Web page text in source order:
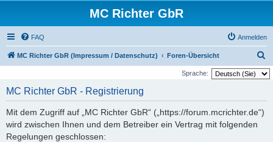
MC Richter GbR
FAQ Anmelden
MC Richter GbR (Impressum / Datenschutz) Foren-Übersicht
u
Sprache:
MC Richter GbR - Registrierung
Mit dem Zugriff auf „MC Richter GbR“ („https://forum.mcrichter.de“)
wird zwischen Ihnen und dem Betreiber ein Vertrag mit folgenden
Regelungen geschlossen: